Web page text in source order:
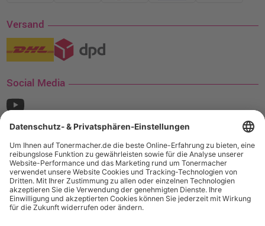
Versand
Social Media
¹ Nur gültig für den Versand innerhalb Deutschlands. Befindet sich ein Warenwert
von mindestens 35€ (inkl. Mwst.) an Ampertec Artikeln in Ihrem Warenkorb, ist der
Versand für Sie kostenfrei.